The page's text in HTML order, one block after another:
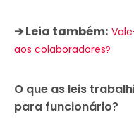
➔ Leia também:
aos colaboradores?
O que as leis
para funcionário?